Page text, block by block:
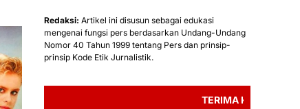
Redaksi: Artikel ini disusun sebagai edukasi
mengenai fungsi pers berdasarkan Undang-Undang
Nomor 40 Tahun 1999 tentang Pers dan prinsip-
prinsip Kode Etik Jurnalistik.
TERIMA KASIH TELAH